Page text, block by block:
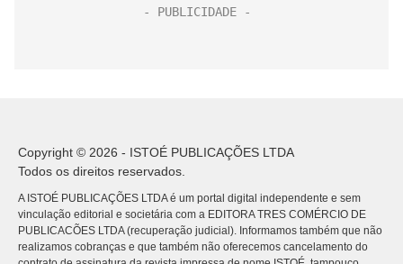
Copyright © 2026 - ISTOÉ PUBLICAÇÕES LTDA
Todos os direitos reservados.
A ISTOÉ PUBLICAÇÕES LTDA é um portal digital independente e sem
vinculação editorial e societária com a EDITORA TRES COMÉRCIO DE
PUBLICACÕES LTDA (recuperação judicial). Informamos também que não
realizamos cobranças e que também não oferecemos cancelamento do